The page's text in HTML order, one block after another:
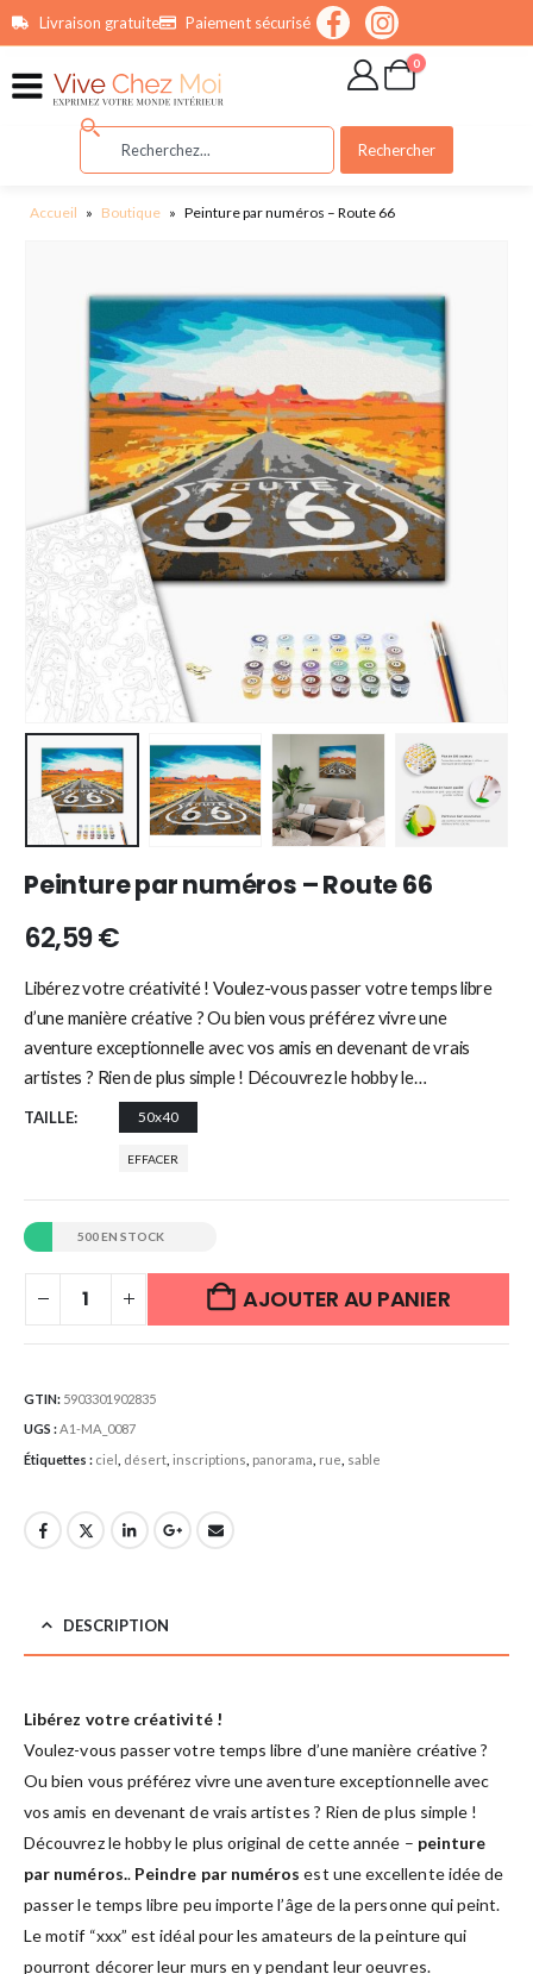
principalLivraison gratuite Paiement sécurisé
0
Rechercher
Accueil » Boutique » Peinture par numéros – Route 66
Peinture par numéros – Route 66
62,59€
Libérez votre créativité ! Voulez-vous passer votre temps libre
d’une manière créative ? Ou bien vous préférez vivre une
aventure exceptionnelle avec vos amis en devenant de vrais
artistes ? Rien de plus simple ! Découvrez le hobby le…
TAILLE 50x40
EFFACER
500 EN STOCK
AJOUTER AU PANIER
GTIN: 5903301902835
UGS :A1-MA_0087
Étiquettes : ciel désert inscriptions panorama rue sable
DESCRIPTION
Libérez votre créativité !
Voulez-vous passer votre temps libre d’une manière créative ?
Ou bien vous préférez vivre une aventure exceptionnelle avec
vos amis en devenant de vrais artistes ? Rien de plus simple !
Découvrez le hobby le plus original de cette année – peinture
par numéros.. Peindre par numéros est une excellente idée de
passer le temps libre peu importe l’âge de la personne qui peint.
Le motif “xxx” est idéal pour les amateurs de la peinture qui
pourront décorer leur murs en y pendant leur oeuvres.